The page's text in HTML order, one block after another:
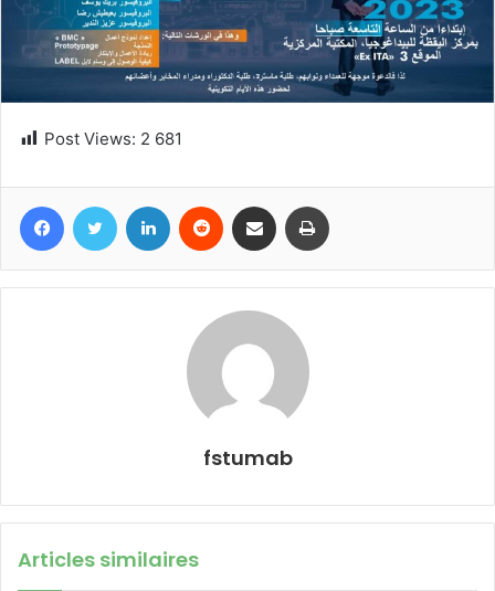
Post Views: 2 681
FacebookTwitter Linkedin Reddit Partager par email
fstumab
Articles similaires